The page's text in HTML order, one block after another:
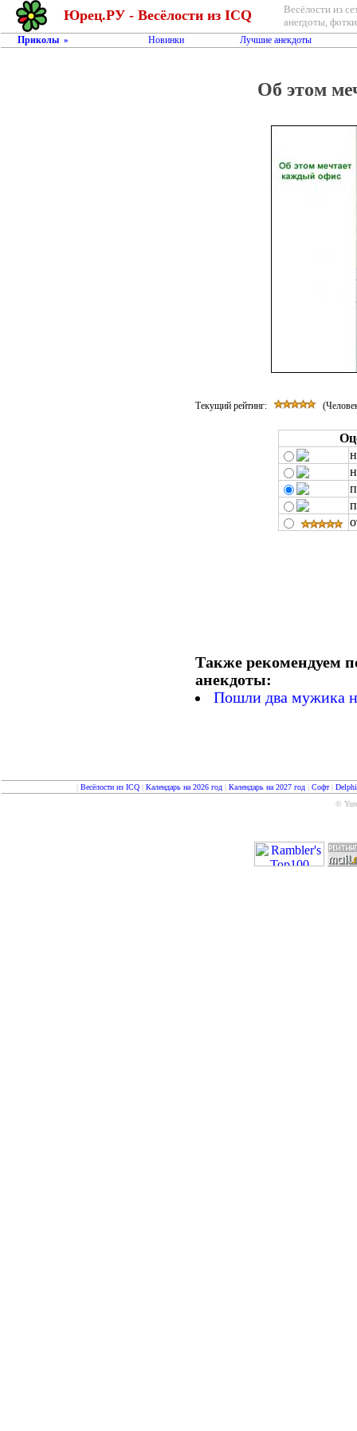
Юрец.РУ - Весёлости из ICQ
Весёлости из
анегдоты,
Приколы » Новинки Лучшие анекдоты
Об этом
Текущий рейтинг:
Также рекомендуем
анекдоты:
Пошли два мужика
Весёлости из ICQ| Календарь на 2026 год| Календарь на 2027 год| Софт|
©